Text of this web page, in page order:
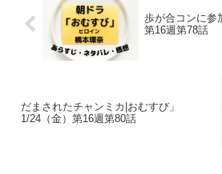
歩が合コンに参
第16週第78話
だまされたチャンミカ|おむすび」
1/24（金）第16週第80話